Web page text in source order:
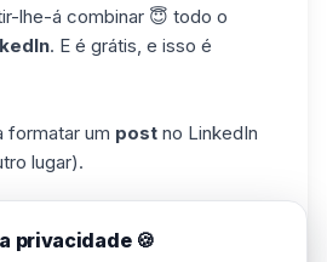
lhe-á combinar 😇 todo o
. E é grátis, e isso é
formatar um post no LinkedIn
lugar).
privacidade 🍪